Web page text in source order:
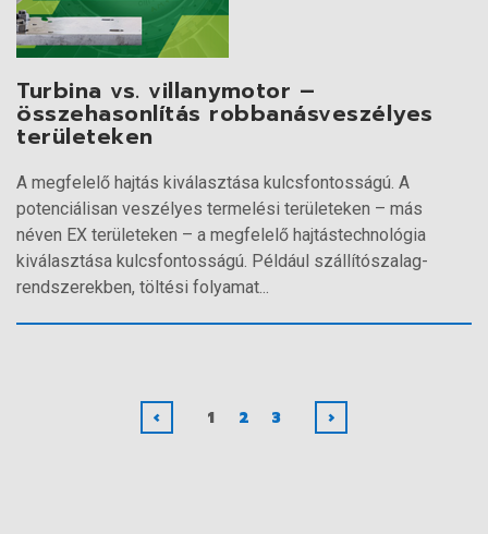
Turbina vs. villanymotor –
összehasonlítás robbanásveszélyes
területeken
A megfelelő hajtás kiválasztása kulcsfontosságú. A
potenciálisan veszélyes termelési területeken – más
néven EX területeken – a megfelelő hajtástechnológia
kiválasztása kulcsfontosságú. Például szállítószalag-
rendszerekben, töltési folyamat...
‹ 1 2 3 ›